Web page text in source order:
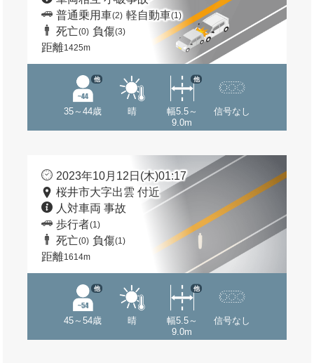
普通乗用車(2) 軽自動車(1)
死亡(0) 負傷(3)
距離1425m
35～44歳
他
晴
幅5.5～
9.0m
他
信号なし
2023年10月12日(木)01:17
桜井市大字出雲 付近
人対車両 事故
歩行者(1)
死亡(0) 負傷(1)
距離1614m
45～54歳
他
晴
幅5.5～
9.0m
他
信号なし